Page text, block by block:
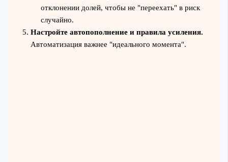
отклонении долей, чтобы не "переехать" в риск
случайно.
Настройте автопополнение и правила усиления.
Автоматизация важнее "идеального момента".